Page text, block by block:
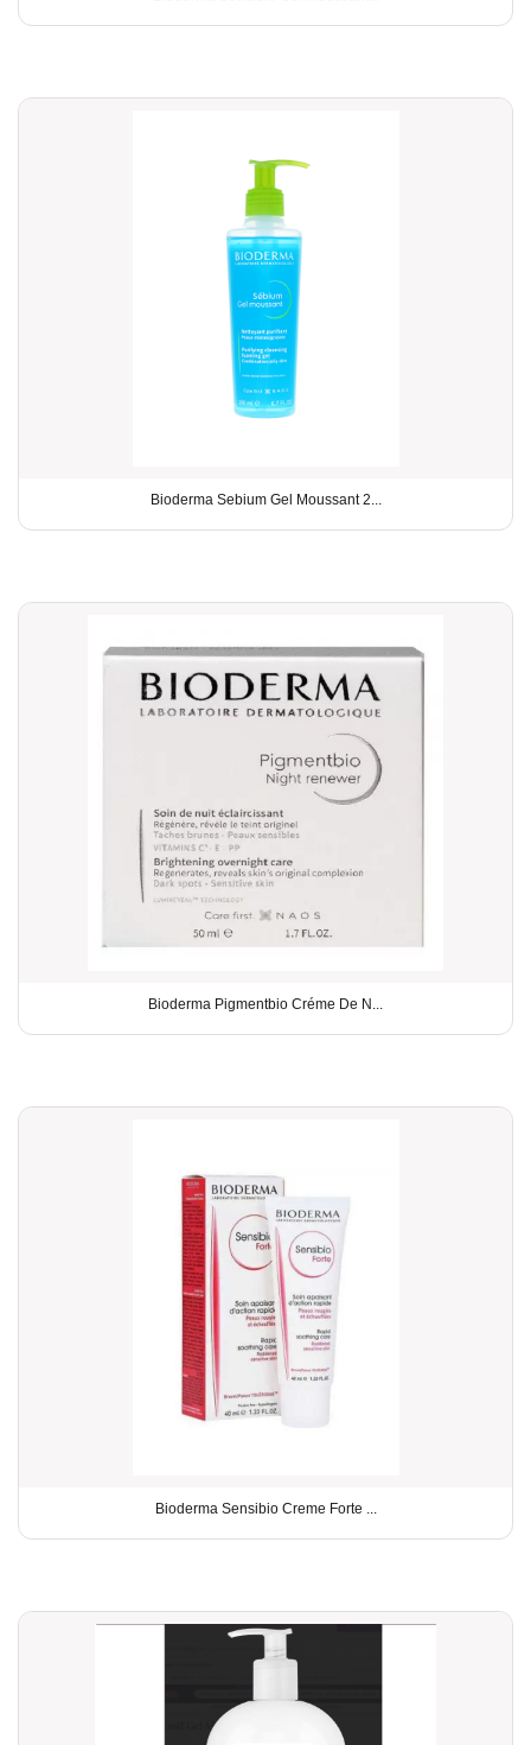
Bioderma Sebium Gel Moussant 2...
Bioderma Pigmentbio Créme De N...
Bioderma Sensibio Creme Forte ...